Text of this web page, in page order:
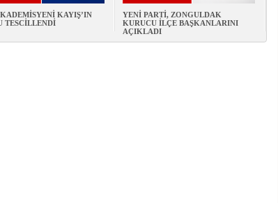
KAYIŞ’IN
TESCİLLENDİ
YENİ PARTİ, ZONGULDAK
KURUCU İLÇE BAŞKANLARINI
AÇIKLADI